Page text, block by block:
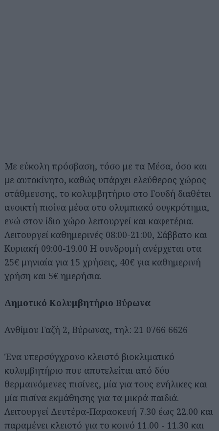
Με εύκολη πρόσβαση, τόσο με τα Μέσα, όσο και
με αυτοκίνητο, καθώς υπάρχει ελεύθερος χώρος
στάθμευσης, το κολυμβητήριο στο Γουδή διαθέτει
ανοικτή πισίνα μέσα στο ολυμπιακό συγκρότημα,
ενώ στον ίδιο χώρο λειτουργεί και καφετέρια.
Λειτουργεί καθημερινές 08:00-21:00, Σάββατο και
Κυριακή 09:00-19.00 Η συνδρομή ανέρχεται στα
25€ μηνιαία για 15 χρήσεις, 40€ για καθημερινή
χρήση και 5€ ημερήσια.
Δημοτικό Κολυμβητήριο Βύρωνα
Ανθίμου Γαζή 2, Βύρωνας, τηλ: 21 0766 6626
Ένα υπερσύγχρονο κλειστό βιοκλιματικό
κολυμβητήριο που αποτελείται από δύο
θερμαινόμενες πισίνες, μία για τους ενήλικες και
μία πισίνα εκμάθησης για τα μικρά παιδιά.
Λειτουργεί Δευτέρα-Παρασκευή 7.30 έως 22.00 και
παραμένει κλειστό για το κοινό 11.00 - 11.30 και